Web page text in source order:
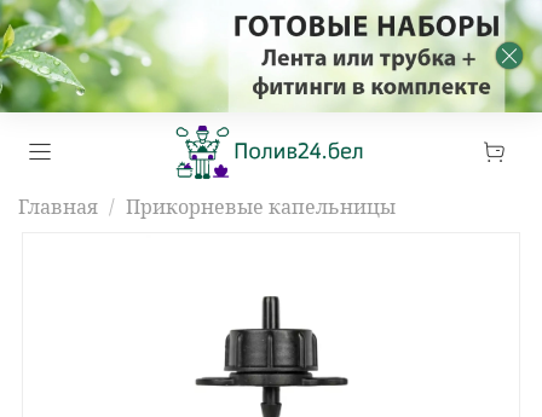
Главная Прикорневые капельницы